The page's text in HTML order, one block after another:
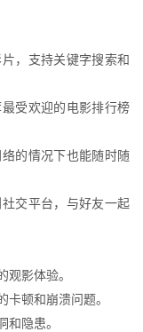
，支持关键字搜索和
受欢迎的电影排行榜
的情况下也能随时随
交平台，与好友一起
影体验。
顿和崩溃问题。
隐患。